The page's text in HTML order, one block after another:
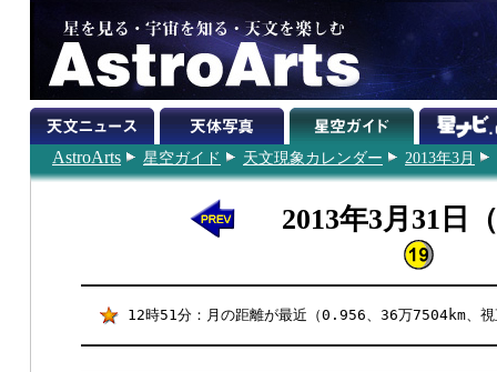
AstroArts 星空ガイド 天文現象カレンダー 2013年3月
2013年3月31日
12時51分：月の距離が最近（0.956、36万7504km、